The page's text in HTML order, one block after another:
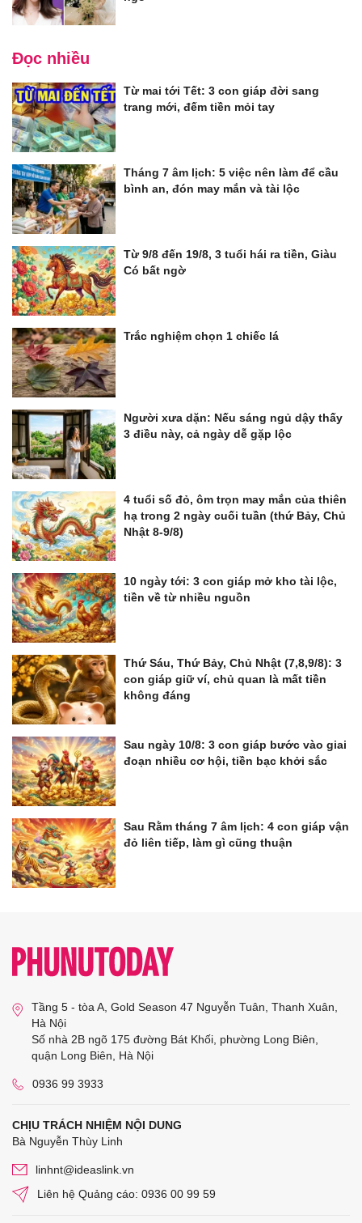
Đọc nhiều
Từ mai tới Tết: 3 con giáp đời sang
trang mới, đếm tiền mỏi tay
Tháng 7 âm lịch: 5 việc nên làm để cầu
bình an, đón may mắn và tài lộc
Từ 9/8 đến 19/8, 3 tuổi hái ra tiền, Giàu
Có bất ngờ
Trắc nghiệm chọn 1 chiếc lá
Người xưa dặn: Nếu sáng ngủ dậy thấy
3 điều này, cả ngày dễ gặp lộc
4 tuổi số đỏ, ôm trọn may mắn của thiên
hạ trong 2 ngày cuối tuần (thứ Bảy, Chủ
Nhật 8-9/8)
10 ngày tới: 3 con giáp mở kho tài lộc,
tiền về từ nhiều nguồn
Thứ Sáu, Thứ Bảy, Chủ Nhật (7,8,9/8): 3
con giáp giữ ví, chủ quan là mất tiền
không đáng
Sau ngày 10/8: 3 con giáp bước vào giai
đoạn nhiều cơ hội, tiền bạc khởi sắc
Sau Rằm tháng 7 âm lịch: 4 con giáp vận
đỏ liên tiếp, làm gì cũng thuận
Tầng 5 - tòa A, Gold Season 47 Nguyễn Tuân, Thanh Xuân,
Hà Nội
Số nhà 2B ngõ 175 đường Bát Khối, phường Long Biên,
quận Long Biên, Hà Nội
0936 99 3933
CHỊU TRÁCH NHIỆM NỘI DUNG
Bà Nguyễn Thùy Linh
linhnt@ideaslink.vn
Liên hệ Quảng cáo: 0936 00 99 59